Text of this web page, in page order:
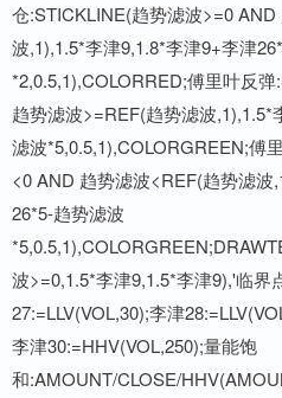
仓:STICKLINE(趋势滤波>=0
波,1),1.5*李津9,1.8*李津9+李津
*2,0.5,1),COLORRED;傅里叶反
趋势滤波>=REF(趋势滤波
滤波*5,0.5,1),COLORGREEN;傅
<0 AND 趋势滤波<REF(趋势滤波
26*5-趋势滤波
波>=0,1.5*李津9,1.5*李津9),'临界
27:=LLV(VOL,30);李津
李津30:=HHV(VOL,250);量能饱
和:AMOUNT/CLOSE/